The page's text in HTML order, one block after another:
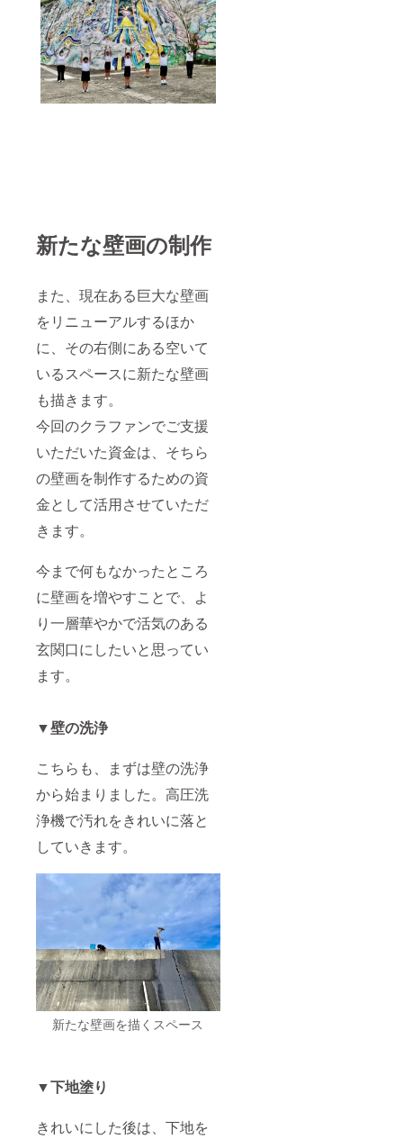
新たな壁画の制作
また、現在ある巨大な壁画
をリニューアルするほか
に、その右側にある空いて
いるスペースに新たな壁画
も描きます。
今回のクラファンでご支援
いただいた資金は、そちら
の壁画を制作するための資
金として活用させていただ
きます。
今まで何もなかったところ
に壁画を増やすことで、よ
り一層華やかで活気のある
玄関口にしたいと思ってい
ます。
▼壁の洗浄
こちらも、まずは壁の洗浄
から始まりました。高圧洗
浄機で汚れをきれいに落と
していきます。
新たな壁画を描くスペース
▼下地塗り
きれいにした後は、下地を